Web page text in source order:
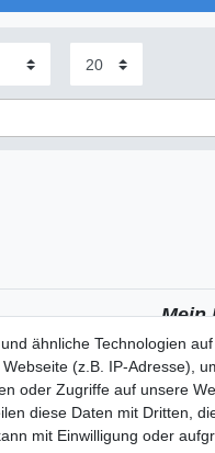
Mein
ähnliche Technologien
(z.B. IP-Adresse),
oder Zugriffe auf unsere
diese Daten mit Dritten,
mit Einwilligung oder